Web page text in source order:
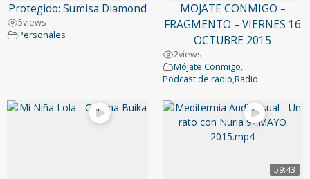
Protegido: Sumisa Diamond
5views
Personales
MOJATE CONMIGO –
FRAGMENTO – VIERNES 16
OCTUBRE 2015
2views
Mójate Conmigo,
Podcast de radio,Radio
59:43